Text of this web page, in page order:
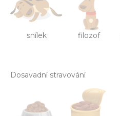
snílek filozof
Dosavadní stravování